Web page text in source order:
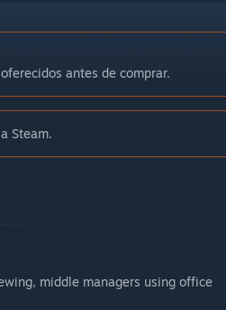
antes de comprar.
Steam.
middle managers using office